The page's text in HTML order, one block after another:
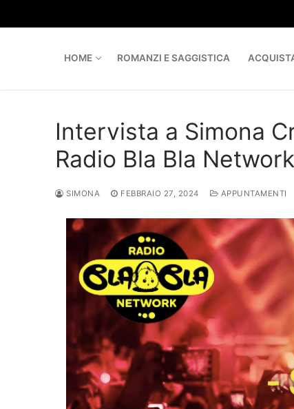
to
HOME ROMANZI E SAGGISTICA
Intervista a Simona
Radio Bla Bla Network
SIMONA FEBBRAIO 27, 2024 APPUNTAMENTI